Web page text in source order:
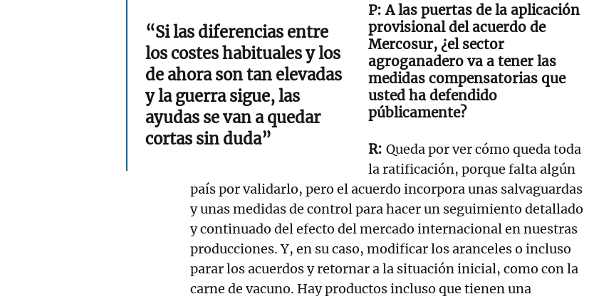
“Si las diferencias entre
los costes habituales y los
de ahora son tan elevadas
y la guerra sigue, las
ayudas se van a quedar
cortas sin duda”
A las puertas de la aplicación
provisional del acuerdo de
Mercosur, ¿el sector
agroganadero va a tener las
medidas compensatorias que
usted ha defendido
públicamente?
Queda por ver cómo queda toda
la ratificación, porque falta algún
país por validarlo, pero el acuerdo incorpora unas salvaguardas
y unas medidas de control para hacer un seguimiento detallado
y continuado del efecto del mercado internacional en nuestras
producciones. Y, en su caso, modificar los aranceles o incluso
parar los acuerdos y retornar a la situación inicial, como con la
carne de vacuno. Hay productos incluso que tienen una